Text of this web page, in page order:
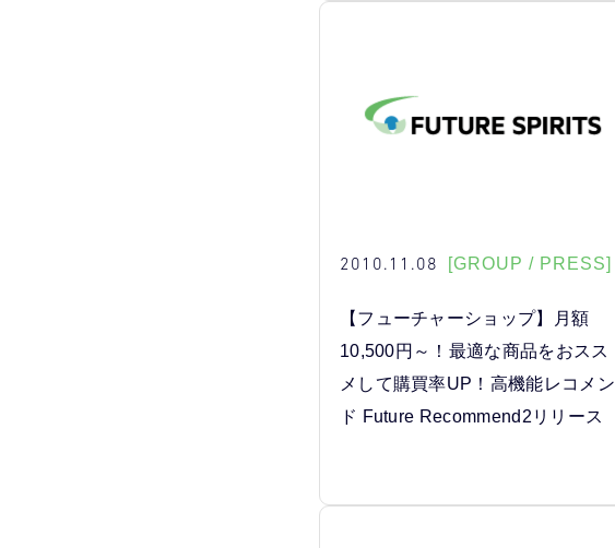
2010.11.08 [GROUP / PRESS]
【フューチャーショップ】月額
10,500円～！最適な商品をおスス
メして購買率UP！高機能レコメン
ド Future Recommend2リリース